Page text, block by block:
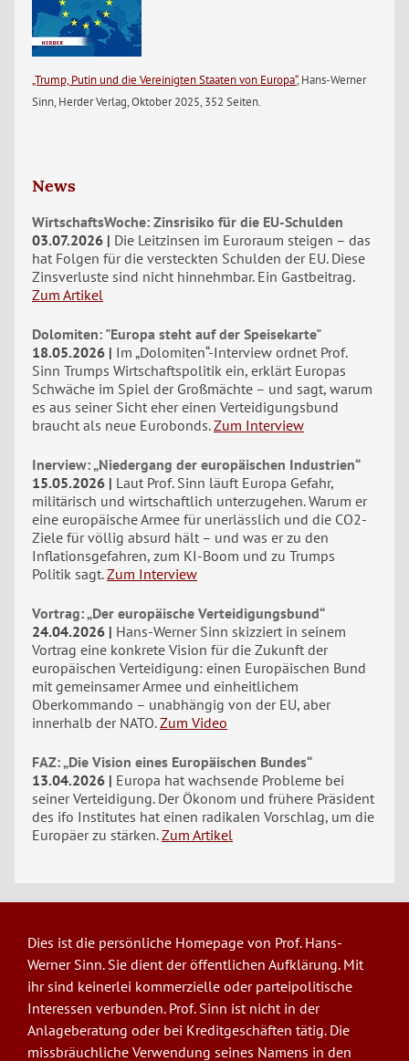
„Trump, Putin und die Vereinigten Staaten von Europa“, Hans-Werner
Sinn, Herder Verlag, Oktober 2025, 352 Seiten.
News
WirtschaftsWoche: Zinsrisiko für die EU-Schulden
03.07.2026
Die Leitzinsen im Euroraum steigen – das
hat Folgen für die versteckten Schulden der EU. Diese
Zinsverluste sind nicht hinnehmbar. Ein Gastbeitrag.
Zum Artikel
Dolomiten: "Europa steht auf der Speisekarte"
18.05.2026
Im „Dolomiten“-Interview ordnet Prof.
Sinn Trumps Wirtschaftspolitik ein, erklärt Europas
Schwäche im Spiel der Großmächte – und sagt, warum
es aus seiner Sicht eher einen Verteidigungsbund
braucht als neue Eurobonds. Zum Interview
Inerview: „Niedergang der europäischen Industrien“
15.05.2026
Laut Prof. Sinn läuft Europa Gefahr,
militärisch und wirtschaftlich unterzugehen. Warum er
eine europäische Armee für unerlässlich und die CO2-
Ziele für völlig absurd hält – und was er zu den
Inflationsgefahren, zum KI-Boom und zu Trumps
Politik sagt. Zum Interview
Vortrag: „Der europäische Verteidigungsbund“
24.04.2026
Hans-Werner Sinn skizziert in seinem
Vortrag eine konkrete Vision für die Zukunft der
europäischen Verteidigung: einen Europäischen Bund
mit gemeinsamer Armee und einheitlichem
Oberkommando – unabhängig von der EU, aber
innerhalb der NATO. Zum Video
FAZ: „Die Vision eines Europäischen Bundes“
13.04.2026
Europa hat wachsende Probleme bei
seiner Verteidigung. Der Ökonom und frühere Präsident
des ifo Institutes hat einen radikalen Vorschlag, um die
Europäer zu stärken. Zum Artikel
Dies ist die persönliche Homepage von Prof. Hans-
Werner Sinn. Sie dient der öffentlichen Aufklärung. Mit
ihr sind keinerlei kommerzielle oder parteipolitische
Interessen verbunden. Prof. Sinn ist nicht in der
Anlageberatung oder bei Kreditgeschäften tätig. Die
missbräuchliche Verwendung seines Namens in den